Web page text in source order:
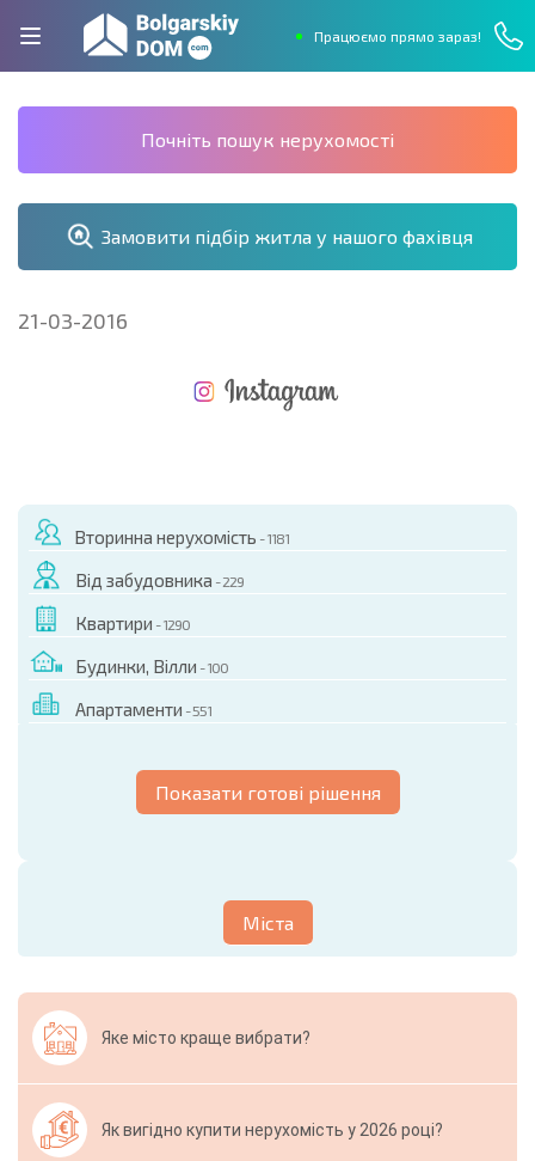
Працюємо прямо зараз!
Почніть пошук нерухомості
Замовити підбір житла у нашого фахівця
21-03-2016
Вторинна нерухомість - 1181
Від забудовника - 229
Квартири - 1290
Будинки, Вілли - 100
Апартаменти - 551
Показати готові рішення
Міста
Яке місто краще вибрати?
Як вигідно купити нерухомість у 2026 році?